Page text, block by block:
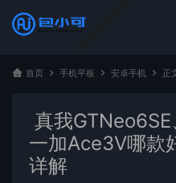
首页 手机平板 安卓手机 正
真我
一加Ace3V哪款
详解